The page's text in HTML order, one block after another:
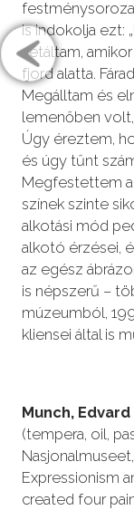
is indokolja ezt:
sétáltam,
fjord alatta.
Megálltam és
lemenőben
Úgy éreztem,
és úgy tűnt
Megfestettem
színek szinte
alkotási mód
alkotó érzései,
az egész
is népszerű –
múzeumból,
kliensei által is
Munch,
(tempera, oil,
Expressionism
created four